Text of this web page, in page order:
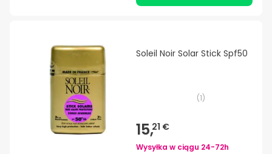
Soleil Noir Solar Stick Spf50
(1)
15,21 €
Wysyłka w ciągu 24-72h